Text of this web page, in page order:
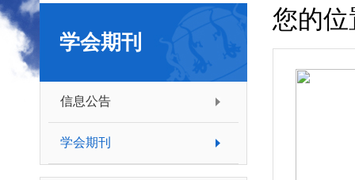
学会期刊
信息公告
学会期刊
您的位